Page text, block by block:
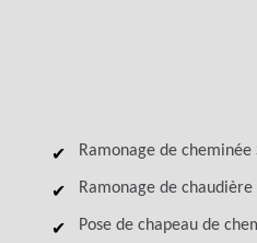
Ramonage de
Ramonage de
Pose de chapeau de